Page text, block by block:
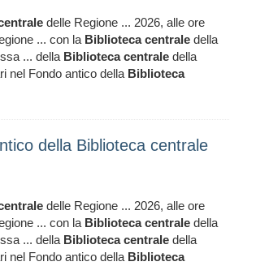
delle Regione ... 2026, alle ore
... con la Biblioteca centrale della
... della Biblioteca centrale della
nel Fondo antico della Biblioteca
della Biblioteca centrale
delle Regione ... 2026, alle ore
... con la Biblioteca centrale della
... della Biblioteca centrale della
nel Fondo antico della Biblioteca